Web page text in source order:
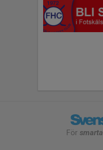
För smarta